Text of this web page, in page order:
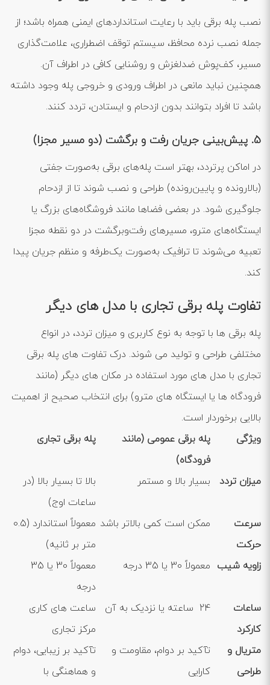
نصب پله برقی باید با رعایت استانداردهای ایمنی همراه باشد؛ از
جمله نصب نرده محافظ، سیستم توقف اضطراری، علامت‌گذاری
مسیر، کف‌پوش ضدلغزش و روشنایی کافی در اطراف آن.
همچنین نباید مانعی در اطراف ورودی و خروجی پله وجود داشته
باشد تا افراد بتوانند بدون ازدحام و ایستادن، تردد کنند.
5. پیش‌بینی جریان رفت و برگشت (دو مسیر مجزا)
در اماکن پرتردد، بهتر است پله‌های برقی به‌صورت جفتی
(بالارونده و پایین‌رونده) طراحی و نصب شوند تا از ازدحام
جلوگیری شود. در بعضی فضاها مانند فروشگاه‌های بزرگ یا
ایستگاه‌های مترو، مسیرهای رفت‌وبرگشت در دو نقطه مجزا
تعبیه می‌شوند تا ترافیک به‌صورت یک‌طرفه و منظم جریان پیدا
کند.
تفاوت پله برقی تجاری با مدل ‌های دیگر
پله برقی‌ ها با توجه به نوع کاربری و میزان تردد، در انواع
مختلفی طراحی و تولید می ‌شوند. درک تفاوت ‌های پله برقی
تجاری با مدل‌ های مورد استفاده در مکان ‌های دیگر (مانند
فرودگاه‌ ها یا ایستگاه ‌های مترو) برای انتخاب صحیح از اهمیت
بالایی برخوردار است.
ویژگی
پله برقی عمومی (مانند
فرودگاه)
پله برقی تجاری
میزان تردد بسیار بالا و مستمر
بالا تا بسیار بالا (در
ساعات اوج)
سرعت
حرکت
ممکن است کمی بالاتر باشد
معمولاً استاندارد (0.5
متر بر ثانیه)
زاویه شیب معمولاً 30 یا 35 درجه
معمولاً 30 یا 35
درجه
ساعات
کارکرد
24 ساعته یا نزدیک به آن
ساعت‌ های کاری
مرکز تجاری
متریال و
طراحی
تآکید بر دوام، مقاومت و
کارایی
تآکید بر زیبایی، دوام
و هماهنگی با